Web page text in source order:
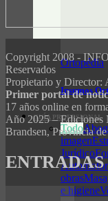
Ortopédia
Insumos
GUÍA PROFESIONAL
Todo
imagen
Jurídico
Automotor
obras
e higiene
Copyright 2008 -
Reservados
Propietario y Director:
Primer portal de
17 años online en
Año 2025 – Ediciones
Brandsen, Provincia